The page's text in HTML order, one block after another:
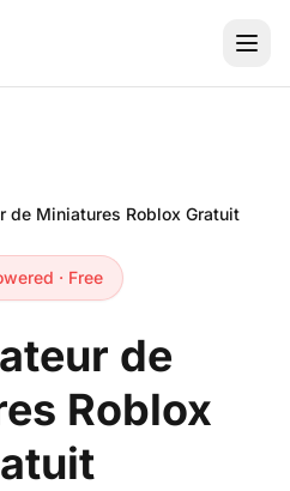
de Miniatures Roblox Gratuit
· Free
de
Roblox